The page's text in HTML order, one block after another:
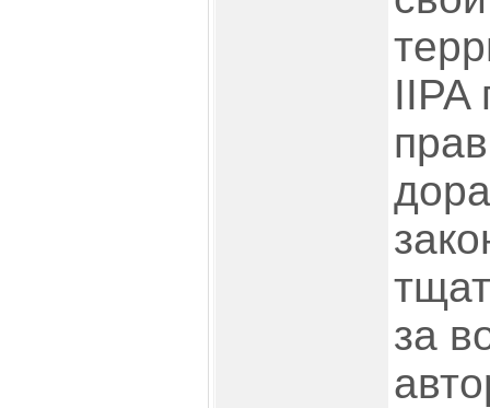
IIPA
за